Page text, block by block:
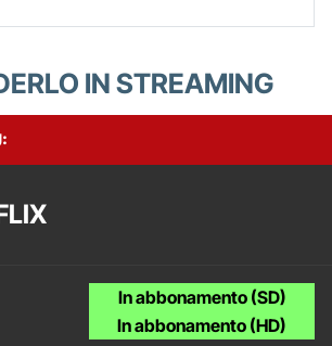
IN STREAMING
In abbonamento (SD)
In abbonamento (HD)